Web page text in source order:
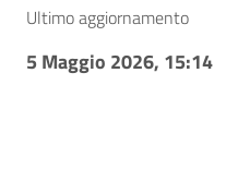
Ultimo aggiornamento
5 Maggio 2026, 15:14